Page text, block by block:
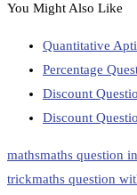
You Might Also Like
Quantitative
Percentage
Discount
Discount
mathsmaths question
trickmaths question